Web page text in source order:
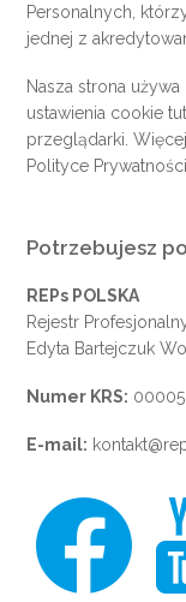
Personalnych,
jednej z
Nasza strona
ustawienia cookie
przeglądarki.
Polityce Prywatności
Potrzebujesz
REPs POLSKA
Rejestr
Edyta Bartejczuk
Numer KRS:
E-mail: